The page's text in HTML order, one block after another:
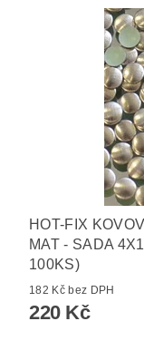
HOT-FIX
MAT - SADA
100KS)
182 Kč bez DPH
220 Kč